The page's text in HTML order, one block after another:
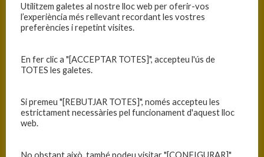
Final - Grup 1
Equip
C.B. Blanes 79
Utilitzem galetes al nostre lloc web per oferir-vos
l’experiència més rellevant recordant les vostres
preferències i repetint visites.
En fer clic a "[ACCEPTAR TOTES]", accepteu l'ús de
TOTES les galetes.
Si premeu "[REBUTJAR TOTES]", només accepteu les
estrictament necessàries pel funcionament d'aquest lloc
web.
No obstant això, també podeu visitar "[CONFIGURAR]"